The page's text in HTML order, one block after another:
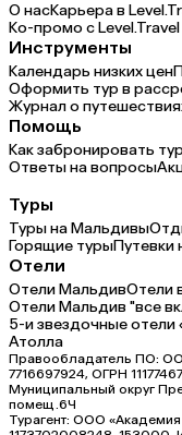
О насКарьера в
Ко-промо с Level.Travel
Инструменты
Календарь низких цен
Оформить тур в
Журнал о
Помощь
Как забронировать
Ответы на вопросы
Туры
Туры на Мальдивы
Горящие турыПутевки
Отели
Отели МальдивОтели
Отели Мальдив "все
5-и звездочные
Атолла
Правообладатель ПО:
7716697924, ОГРН
Муниципальный округ
помещ.6Ч
Турагент: ООО